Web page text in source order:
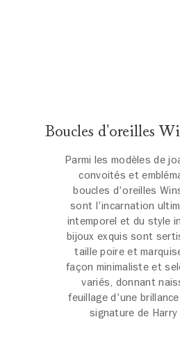
Boucles d'oreilles
Parmi les modèles de
convoités et
boucles d'oreilles
sont l'incarnation
intemporel et du style
bijoux exquis sont
taille poire et
façon minimaliste et
variés, donnant
feuillage d'une
signature de